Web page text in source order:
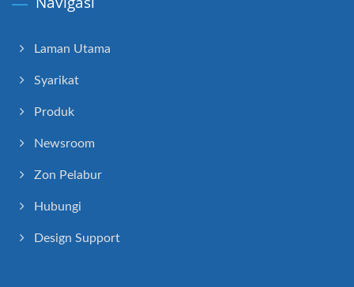
Laman Utama
Syarikat
Produk
Newsroom
Zon Pelabur
Hubungi
Design Support